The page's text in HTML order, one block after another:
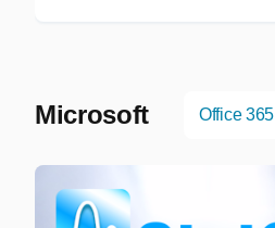
Microsoft Office 365